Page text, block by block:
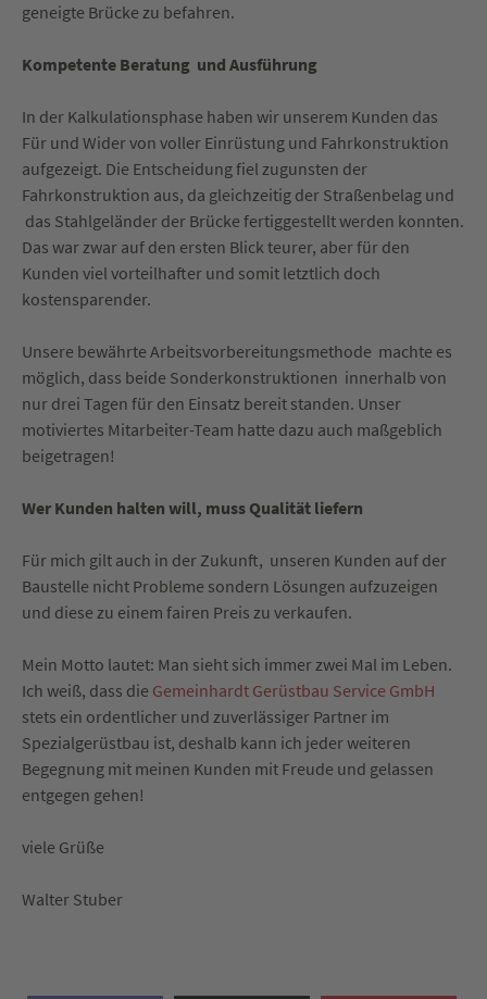
geneigte Brücke zu befahren.
Kompetente Beratung und Ausführung
In der Kalkulationsphase haben wir unserem Kunden das
Für und Wider von voller Einrüstung und Fahrkonstruktion
aufgezeigt. Die Entscheidung fiel zugunsten der
Fahrkonstruktion aus, da gleichzeitig der Straßenbelag und
das Stahlgeländer der Brücke fertiggestellt werden konnten.
Das war zwar auf den ersten Blick teurer, aber für den
Kunden viel vorteilhafter und somit letztlich doch
kostensparender.
Unsere bewährte Arbeitsvorbereitungsmethode machte es
möglich, dass beide Sonderkonstruktionen innerhalb von
nur drei Tagen für den Einsatz bereit standen. Unser
motiviertes Mitarbeiter-Team hatte dazu auch maßgeblich
beigetragen!
Wer Kunden halten will, muss Qualität liefern
Für mich gilt auch in der Zukunft, unseren Kunden auf der
Baustelle nicht Probleme sondern Lösungen aufzuzeigen
und diese zu einem fairen Preis zu verkaufen.
Mein Motto lautet: Man sieht sich immer zwei Mal im Leben.
Ich weiß, dass die Gemeinhardt Gerüstbau Service GmbH
stets ein ordentlicher und zuverlässiger Partner im
Spezialgerüstbau ist, deshalb kann ich jeder weiteren
Begegnung mit meinen Kunden mit Freude und gelassen
entgegen gehen!
viele Grüße
Walter Stuber